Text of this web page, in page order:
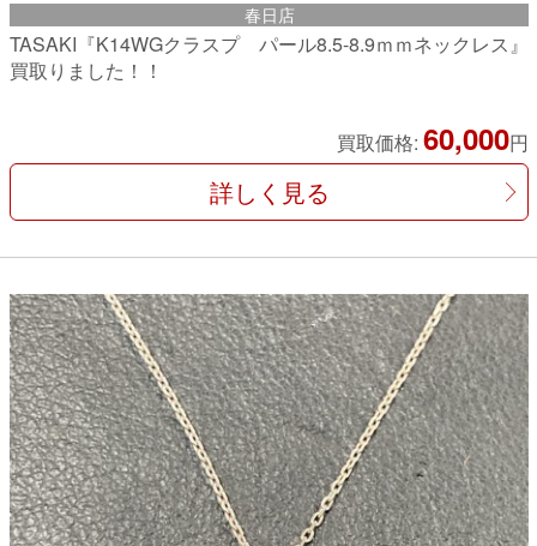
春日店
TASAKI『K14WGクラスプ パール8.5-8.9ｍｍネックレス』
買取りました！！
買取価格: 60,000円
詳しく見る